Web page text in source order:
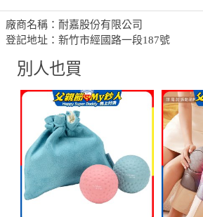
廠商名稱：耐嘉股份有限公司
登記地址：新竹市經國路一段187號
別人也買